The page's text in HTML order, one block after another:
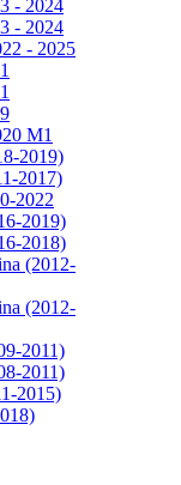
- 2024
- 2024
- 2025
M1
2019)
2017)
2022
2019)
2018)
(2012-
(2012-
2011)
2011)
2015)